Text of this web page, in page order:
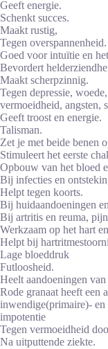
Geeft energie.
Schenkt succes.
Maakt rustig,
Tegen overspannenheid.
Goed voor intuïtie en
Bevordert
Maakt scherpzinnig.
Tegen depressie,
vermoeidheid, angsten,
Geeft troost en energie.
Talisman.
Zet je met beide benen
Stimuleert het eerste
Opbouw van het bloed
Bij infecties en
Helpt tegen koorts.
Bij huidaandoeningen
Bij artritis en reuma,
Werkzaam op het hart
Helpt bij
Lage bloeddruk
Futloosheid.
Heelt aandoeningen
Rode granaat heeft een
inwendige(primaire)- en
impotentie
Tegen vermoeidheid
Na uitputtende ziekte.